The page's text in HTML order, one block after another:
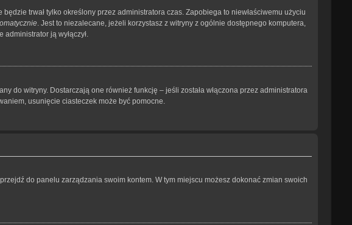
trwał tylko określony przez administratora czas. Zapobiega to niewłaściwemu użyciu
. Jest to niezalecane, jeżeli korzystasz z witryny z ogólnie dostępnego komputera,
ją wyłączył.
do witryny. Dostarczają one również funkcję – jeśli została włączona przez administratora
usunięcie ciasteczek może być pomocne.
do panelu zarządzania swoim kontem. W tym miejscu możesz dokonać zmian swoich